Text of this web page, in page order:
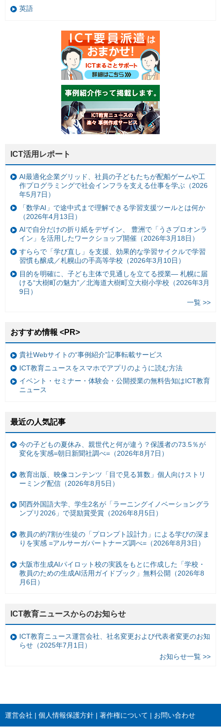
英語
ICT活用レポート
AI最適化企業グリッド、社員の子どもたちが配船ゲームや工
作プログラミングで社会インフラを支える仕事を学ぶ（2026
年5月7日）
「数学AI」で途中式まで理解できる学習支援ツールとは何か
（2026年4月13日）
AIで自分だけの折り紙をデザイン、 豊洲で「うさプロオンラ
イン」を活用したワークショップ開催（2026年3月18日）
すららで「学び直し」を支援、効果的な学習サイクルで学習
習慣も醸成／札幌山の手高等学校（2026年3月10日）
目的を明確に、子ども主体で見通しを立てる授業— 札幌に届
ける“大樹町の魅力”／北海道大樹町立大樹小学校（2026年3月
9日）
一覧 >>
おすすめ情報 <PR>
貴社Webサイトの“事例紹介”記事転載サービス
ICT教育ニュースをスマホでアプリのように読む方法
イベント・セミナー・体験会・公開授業の無料告知はICT教育
ニュース
最近の人気記事
今の子どもの夏休み、親世代と何が違う？保護者の73.5％が
変化を実感=朝日新聞社調べ=（2026年8月7日）
教育出版、映像コンテンツ「目で見る算数」個人向けストリ
ーミング配信（2026年8月5日）
関西外国語大学、学生2名が「ラーニングイノベーショングラ
ンプリ2026」で奨励賞受賞（2026年8月5日）
教員の約7割が生徒の「プロンプト設計力」による学びの深ま
りを実感 =アルサーガパートナーズ調べ=（2026年8月3日）
大阪市生成AIパイロット校の実践をもとに作成した「学校・
教員のための生成AI活用ガイドブック」無料公開（2026年8
月6日）
ICT教育ニュースからのお知らせ
ICT教育ニュース運営会社、社名変更および代表者変更のお知
らせ（2025年7月1日）
お知らせ一覧 >>
運営会社 個人情報保護方針 著作権について お問い合わせ